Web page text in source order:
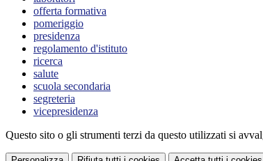
offerta formativa
pomeriggio
presidenza
regolamento d'istituto
ricerca
salute
scuola secondaria
segreteria
vicepresidenza
Questo sito o gli strumenti terzi da questo utilizzati si